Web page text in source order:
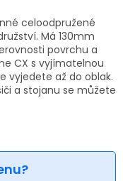
celoodpružené
Má 130mm
povrchu a
CX s vyjímatelnou
vyjedete až do oblak.
a stojanu se můžete